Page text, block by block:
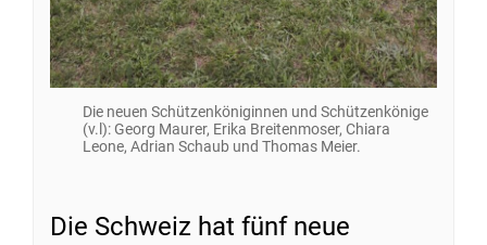
Die neuen Schützenköniginnen und Schützenkönige
(v.l): Georg Maurer, Erika Breitenmoser, Chiara
Leone, Adrian Schaub und Thomas Meier.
Die Schweiz hat fünf neue